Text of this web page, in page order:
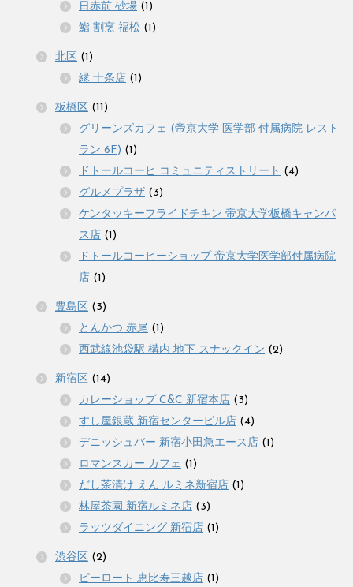
日赤前 砂場 (1)
鮨 割烹 福松 (1)
北区 (1)
縁 十条店 (1)
板橋区 (11)
グリーンズカフェ (帝京大学 医学部 付属病院 レスト
ラン 6F) (1)
ドトールコーヒ コミュニティストリート (4)
グルメプラザ (3)
ケンタッキーフライドチキン 帝京大学板橋キャンパ
ス店 (1)
ドトールコーヒーショップ 帝京大学医学部付属病院
店 (1)
豊島区 (3)
とんかつ 赤尾 (1)
西武線池袋駅 構内 地下 スナックイン (2)
新宿区 (14)
カレーショップ C&C 新宿本店 (3)
すし屋銀蔵 新宿センタービル店 (4)
デニッシュバー 新宿小田急エース店 (1)
ロマンスカー カフェ (1)
だし茶漬け えん ルミネ新宿店 (1)
林屋茶園 新宿ルミネ店 (3)
ラッツダイニング 新宿店 (1)
渋谷区 (2)
ピーロート 恵比寿三越店 (1)